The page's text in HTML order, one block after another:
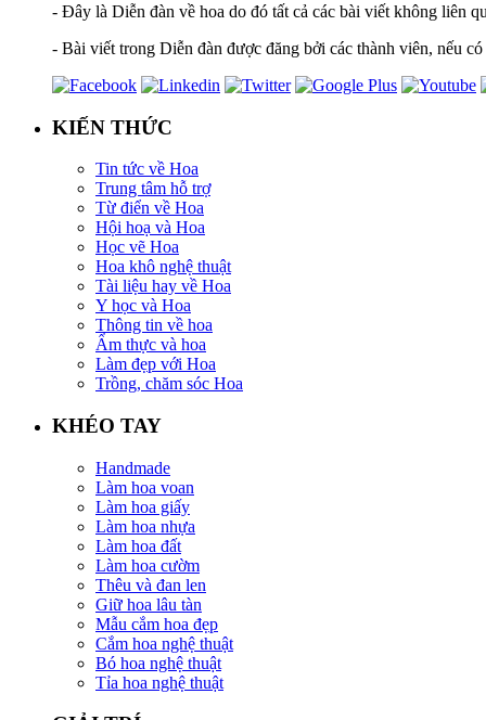
- Đây là Diễn đàn về hoa do đó tất cả các bài viết không liên
- Bài viết trong Diễn đàn được đăng bởi các thành viên, nếu
KIẾN THỨC
Tin tức về Hoa
Trung tâm hỗ trợ
Từ điển về Hoa
Hội hoạ và Hoa
Học vẽ Hoa
Hoa khô nghệ thuật
Tài liệu hay về Hoa
Y học và Hoa
Thông tin về hoa
Ẩm thực và hoa
Làm đẹp với Hoa
Trồng, chăm sóc Hoa
KHÉO TAY
Handmade
Làm hoa voan
Làm hoa giấy
Làm hoa nhựa
Làm hoa đất
Làm hoa cườm
Thêu và đan len
Giữ hoa lâu tàn
Mẫu cắm hoa đẹp
Cắm hoa nghệ thuật
Bó hoa nghệ thuật
Tỉa hoa nghệ thuật